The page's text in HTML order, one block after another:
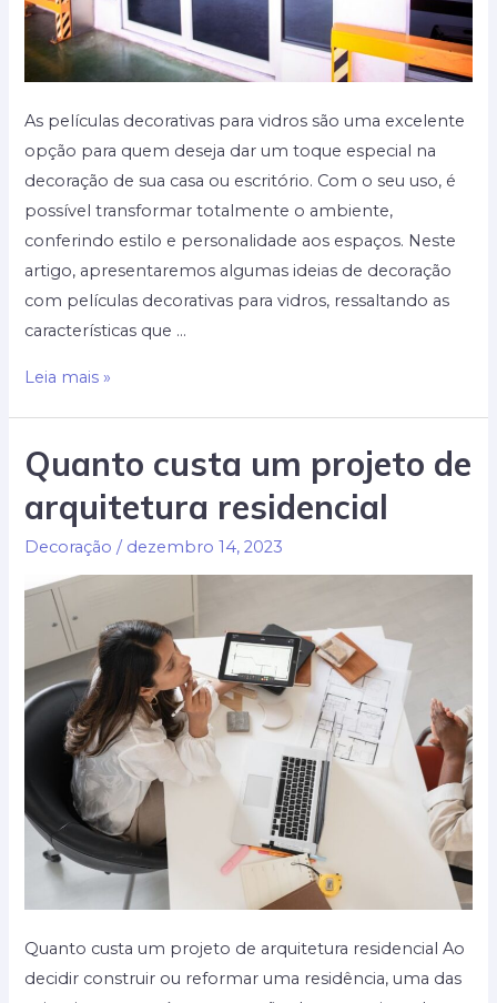
As películas decorativas para vidros são uma excelente
opção para quem deseja dar um toque especial na
decoração de sua casa ou escritório. Com o seu uso, é
possível transformar totalmente o ambiente,
conferindo estilo e personalidade aos espaços. Neste
artigo, apresentaremos algumas ideias de decoração
com películas decorativas para vidros, ressaltando as
características que …
Ideias
com
Decorativas
para
Vidros
Leia mais »
Quanto custa um projeto de
arquitetura residencial
Decoração / dezembro 14, 2023
Quanto custa um projeto de arquitetura residencial Ao
decidir construir ou reformar uma residência, uma das